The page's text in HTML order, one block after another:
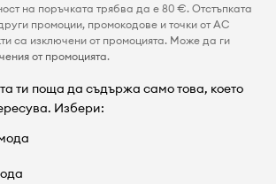
на поръчката трябва да е 80 €. Отстъпката
промоции, промокодове и точки от AC
са изключени от промоцията. Може да ги
от промоцията.
ти поща да съдържа само това, което
Избери: